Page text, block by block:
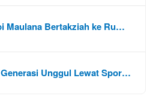
Maulana Bertakziah ke Ru…
Unggul Lewat Spor…